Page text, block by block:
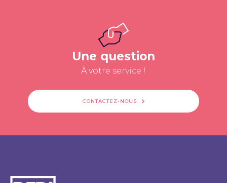
Une question
À votre service !
CONTACTEZ-NOUS